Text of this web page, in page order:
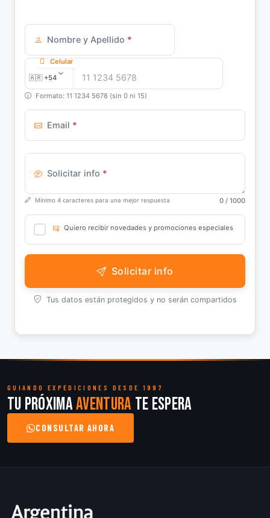
Nombre y Apellido *
Celular
Formato: 11 1234 5678 (sin 0 ni 15)
Email *
Solicitar info *
Mínimo 4 caracteres para una mejor respuesta 0 / 1000
Quiero recibir novedades y promociones especiales
Solicitar info
Tus datos están protegidos y no serán compartidos
GUIANDO EXPEDICIONES DESDE 1997
Tu próximaaventura te espera
CONSULTAR AHORA